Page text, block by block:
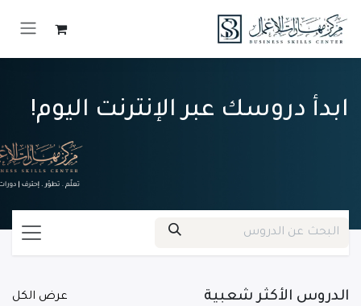
ابدأ دروسك عبر الإنترنت اليوم!
عرض الكل الدروس الأكثر شعبية